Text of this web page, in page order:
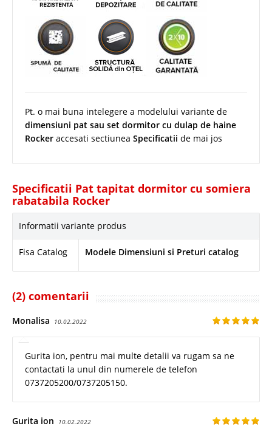
Pt. o mai buna intelegere a modelului variante de
dimensiuni pat sau set dormitor cu dulap de haine
Rocker accesati sectiunea Specificatii de mai jos
Specificatii Pat tapitat dormitor cu somiera
rabatabila Rocker
Informatii variante produs
Fisa Catalog Modele Dimensiuni si Preturi catalog
(2) comentarii
Monalisa 10.02.2022
Gurita ion, pentru mai multe detalii va rugam sa ne
contactati la unul din numerele de telefon
0737205200/0737205150.
Gurita ion 10.02.2022